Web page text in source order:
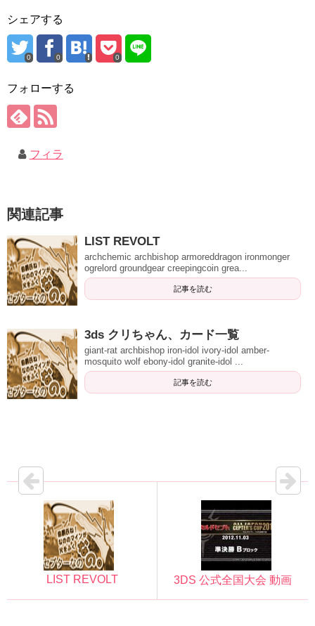
シェアする
0 0 0
フォローする
フィラ
関連記事
LIST REVOLT
archchemic archbishop armoreddragon ironmonger
ogrelord groundgear creepingcoin grea...
記事を読む
3ds クリちゃん、カード一覧
giant-rat archbishop iron-idol ivory-idol amber-
mosquito wolf ebony-idol granite-idol ...
記事を読む
LIST REVOLT 3DS 公式全国大会 動画